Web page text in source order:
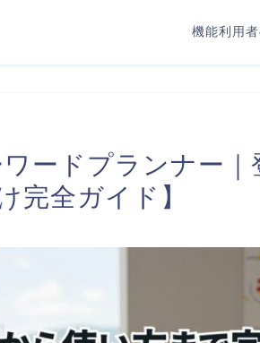
機能利用
ードプランナー｜
完全ガイド】